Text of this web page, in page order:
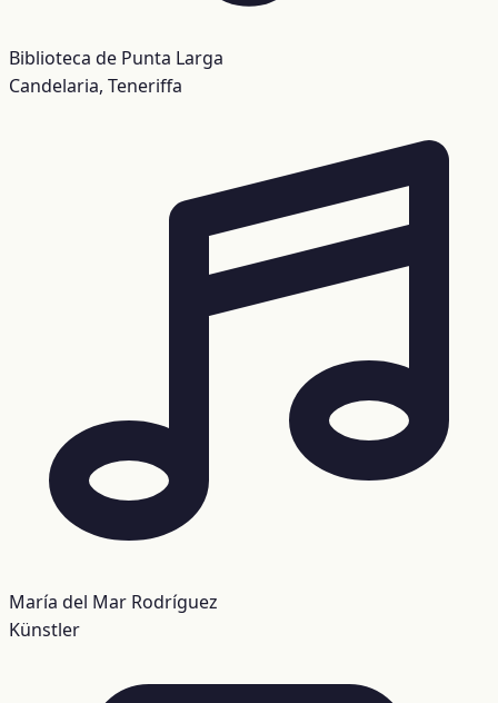
Biblioteca de Punta Larga
Candelaria, Teneriffa
María del Mar Rodríguez
Künstler